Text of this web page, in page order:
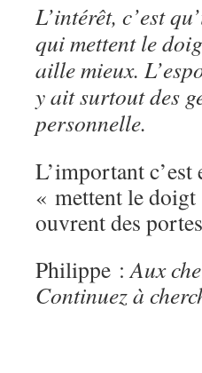
L’intérêt, c’est
qui mettent le
aille mieux.
y ait surtout des
personnelle.
L’important
« mettent le doigt
ouvrent des
Philippe :Aux
Continuez à